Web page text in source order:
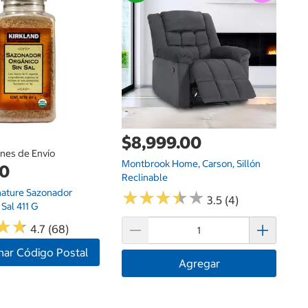
de Envío
Sazonador
411 G
★
★ 4.7 (68)
Código Postal
$8,999.00
Montbrook Home, Carson, Sillón
Reclinable
★★★★★
★★★★★ 3.5 (4)
Agregar